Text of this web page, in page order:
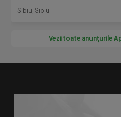
Sibiu, Sibiu
Vezi toate anunțurile